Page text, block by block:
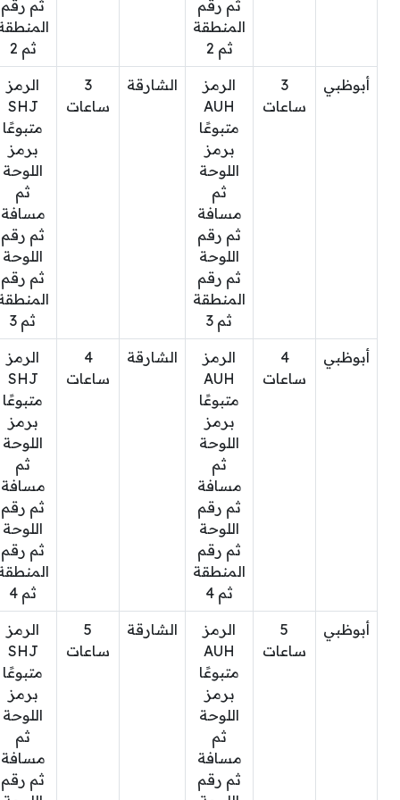
ثم رقم
المنطقة
ثم 2
ثم رقم
ثم 2
أبوظبي
3
ساعات
الرمز
AUH
متبوعًا
برمز
اللوحة
ثم
مسافة
ثم رقم
اللوحة
ثم رقم
المنطقة
ثم 3
الشارقة
3
ساعات
الرمز
SHJ
متبوعًا
برمز
اللوحة
ثم
مسافة
ثم رقم
اللوحة
ثم رقم
ثم 3
أبوظبي
4
ساعات
الرمز
AUH
متبوعًا
برمز
اللوحة
ثم
مسافة
ثم رقم
اللوحة
ثم رقم
المنطقة
ثم 4
الشارقة
4
ساعات
الرمز
SHJ
متبوعًا
برمز
اللوحة
ثم
مسافة
ثم رقم
اللوحة
ثم رقم
ثم 4
أبوظبي
5
ساعات
الرمز
AUH
متبوعًا
برمز
اللوحة
ثم
مسافة
ثم رقم
الشارقة
5
ساعات
الرمز
SHJ
متبوعًا
برمز
اللوحة
ثم
مسافة
ثم رقم